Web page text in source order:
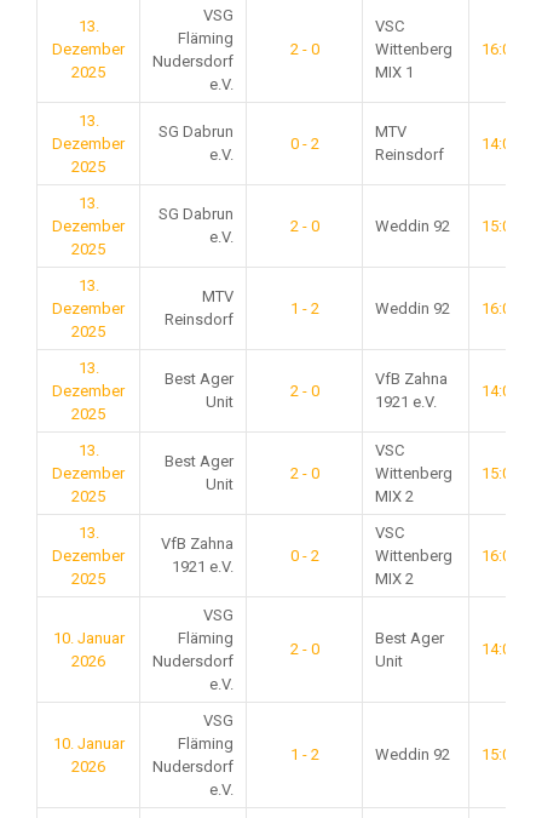
13.
Dezember
2025
VSG
Fläming
Nudersdorf
e.V.
2 - 0
VSC
Wittenberg
MIX 1
16:00
13.
Dezember
2025
SG Dabrun
e.V.
0 - 2
MTV
Reinsdorf
14:00
13.
Dezember
2025
SG Dabrun
e.V.
2 - 0 Weddin 92 15:00
13.
Dezember
2025
MTV
Reinsdorf
1 - 2 Weddin 92 16:00
13.
Dezember
2025
Best Ager
Unit
2 - 0
VfB Zahna
1921 e.V.
14:00
13.
Dezember
2025
Best Ager
Unit
2 - 0
VSC
Wittenberg
MIX 2
15:00
13.
Dezember
2025
VfB Zahna
1921 e.V.
0 - 2
VSC
Wittenberg
MIX 2
16:00
10. Januar
2026
VSG
Fläming
Nudersdorf
e.V.
2 - 0
Best Ager
Unit
14:00
10. Januar
2026
VSG
Fläming
Nudersdorf
e.V.
1 - 2 Weddin 92 15:00